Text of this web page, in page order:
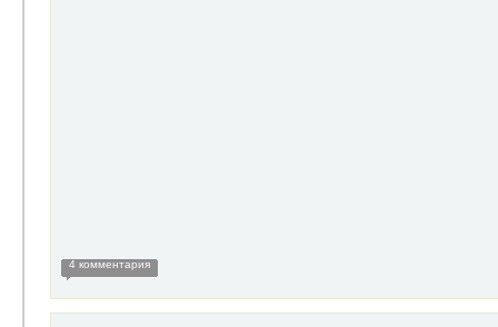
4 комментария